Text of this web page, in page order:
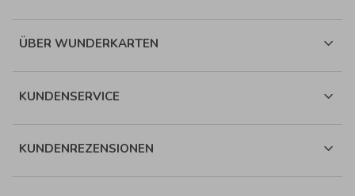
ÜBER WUNDERKARTEN
KUNDENSERVICE
KUNDENREZENSIONEN